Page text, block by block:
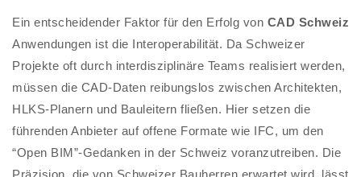
Ein entscheidender Faktor für den Erfolg von CAD Schweiz
Anwendungen ist die Interoperabilität. Da Schweizer
Projekte oft durch interdisziplinäre Teams realisiert werden,
müssen die CAD-Daten reibungslos zwischen Architekten,
HLKS-Planern und Bauleitern fließen. Hier setzen die
führenden Anbieter auf offene Formate wie IFC, um den
“Open BIM”-Gedanken in der Schweiz voranzutreiben. Die